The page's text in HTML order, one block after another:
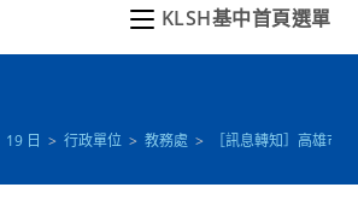
KLSH基中首頁選單
19 日 > 行政單位 > 教務處 > ［訊息轉知］高雄市